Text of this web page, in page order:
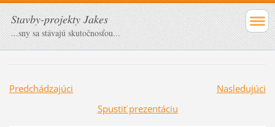
Stavby-projekty Jakes
...sny sa stávajú skutočnosťou...
Predchádzajúci
Nasledujúci
Spustiť prezentáciu